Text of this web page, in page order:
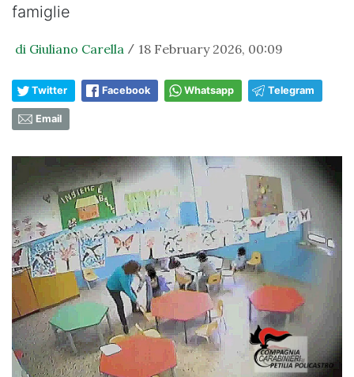
famiglie
di Giuliano Carella / 18 February 2026, 00:09
Twitter Facebook Whatsapp Telegram
Email